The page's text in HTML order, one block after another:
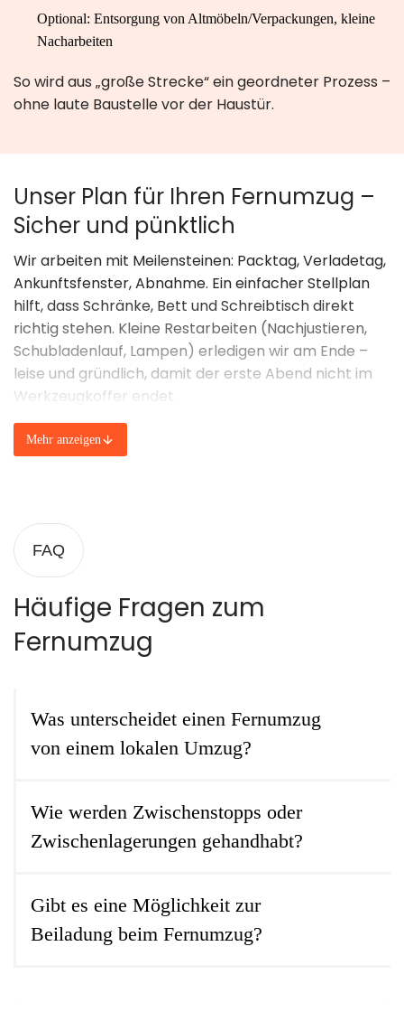
Optional: Entsorgung von Altmöbeln/Verpackungen, kleine
Nacharbeiten
So wird aus „große Strecke“ ein geordneter Prozess –
ohne laute Baustelle vor der Haustür.
Unser Plan für Ihren Fernumzug –
Sicher und pünktlich
Wir arbeiten mit Meilensteinen: Packtag, Verladetag,
Ankunftsfenster, Abnahme. Ein einfacher Stellplan
hilft, dass Schränke, Bett und Schreibtisch direkt
richtig stehen. Kleine Restarbeiten (Nachjustieren,
Schubladenlauf, Lampen) erledigen wir am Ende –
leise und gründlich, damit der erste Abend nicht im
Werkzeugkoffer endet.
Zur Orientierung: Die
lassen sich nicht 1:1 auf Fernstrecken übertragen.
und Routing. Deshalb kalkulieren wir offen, nennen
Puffer und halten Absprachen – lieber ehrlich als
„schön“.
Ihr roter Faden:
Check & Angebot mit klaren Positionen
Mehr anzeigen
FAQ
Häufige Fragen zum
Fernumzug
Was unterscheidet einen Fernumzug
von einem lokalen Umzug?
Wie werden Zwischenstopps oder
Zwischenlagerungen gehandhabt?
Gibt es eine Möglichkeit zur
Beiladung beim Fernumzug?